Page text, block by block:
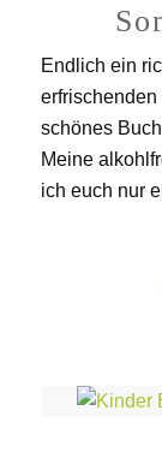
Endlich ein
erfrischenden
schönes
Meine
ich euch nur